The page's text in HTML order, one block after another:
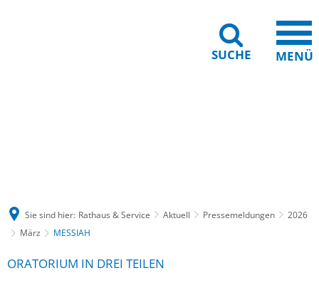
SUCHE MENÜ
Sie sind hier: Rathaus & Service Aktuell Pressemeldungen
2026
März
MESSIAH
ORATORIUM IN DREI TEILEN